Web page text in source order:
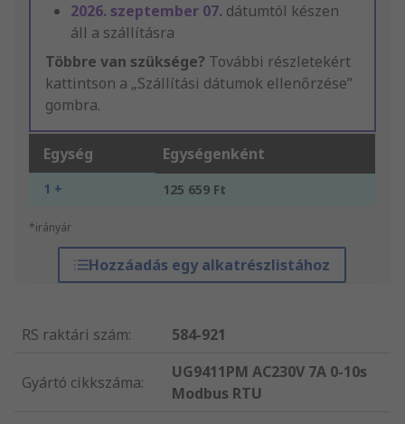
2026. szeptember 07. dátumtól készen
áll a szállításra
Többre van szüksége? További részletekért
kattintson a „Szállítási dátumok ellenőrzése”
gombra.
Egység Egységenként
1 + 125 659 Ft
*irányár
Hozzáadás egy alkatrészlistához
RS raktári szám: 584-921
Gyártó cikkszáma:
UG9411PM AC230V 7A 0-10s
Modbus RTU